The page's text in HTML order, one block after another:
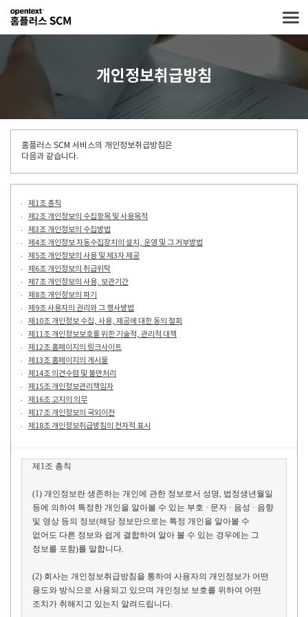
개인정보취급방침
홈플러스 SCM 서비스의 개인정보취급방침은
다음과 같습니다.
제1조 총칙
제2조 개인정보의 수집항목 및 사용목적
제3조 개인정보의 수집방법
제4조 개인정보 자동수집장치의 설치, 운영 및 그 거부방법
제5조 개인정보의 사용 및 제3자 제공
제6조 개인정보의 취급위탁
제7조 개인정보의 사용, 보관기간
제8조 개인정보의 파기
제9조 사용자의 권리와 그 행사방법
제10조 개인정보 수집, 사용, 제공에 대한 동의 철회
제11조 개인정보보호를 위한 기술적, 관리적 대책
제12조 홈페이지의 링크사이트
제13조 홈페이지의 게시물
제14조 의견수렴 및 불만처리
제15조 개인정보관리책임자
제16조 고지의 의무
제17조 개인정보의 국외이전
제18조 개인정보취급방침의 전자적 표시
제 1조 총칙
(1) 개인정보란 생존하는 개인에 관한 정보로서 성명, 법정생년월일
등에 의하여 특정한 개인을 알아볼 수 있는 부호 · 문자 · 음성 · 음향
및 영상 등의 정보(해당 정보만으로는 특정 개인을 알아볼 수
없어도 다른 정보와 쉽게 결합하여 알아 볼 수 있는 경우에는 그
정보를 포함)를 말합니다.
(2) 회사는 개인정보취급방침을 통하여 사용자의 개인정보가 어떤
용도와 방식으로 사용되고 있으며 개인정보 보호를 위하여 어떤
조치가 취해지고 있는지 알려드립니다.